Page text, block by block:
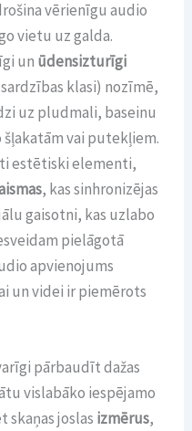
vērienīgu audio
vietu uz galda.
un ūdensizturīgi
klasi) nozīmē,
uz pludmali, baseinu
vai putekļiem.
estētiski elementi,
, kas sinhronizējas
gaisotni, kas uzlabo
pielāgotā
apvienojums
un videi ir piemērots
pārbaudīt dažas
vislabāko iespējamo
joslas izmērus,